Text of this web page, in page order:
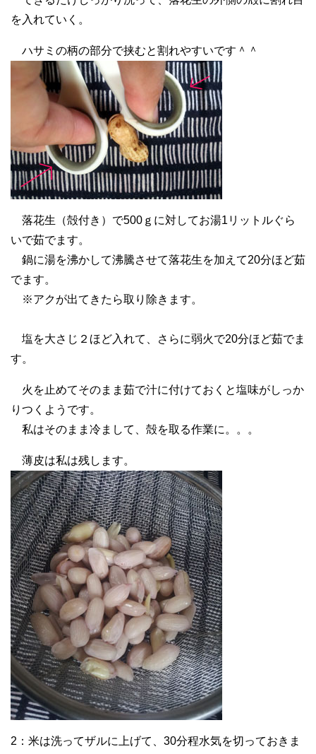
を入れていく。
ハサミの柄の部分で挟むと割れやすいです＾＾
落花生（殻付き）で500ｇに対してお湯1リットルぐら
いで茹でます。
鍋に湯を沸かして沸騰させて落花生を加えて20分ほど茹
でます。
※アクが出てきたら取り除きます。
塩を大さじ２ほど入れて、さらに弱火で20分ほど茹でま
す。
火を止めてそのまま茹で汁に付けておくと塩味がしっか
りつくようです。
私はそのまま冷まして、殻を取る作業に。。。
薄皮は私は残します。
2：米は洗ってザルに上げて、30分程水気を切っておきま